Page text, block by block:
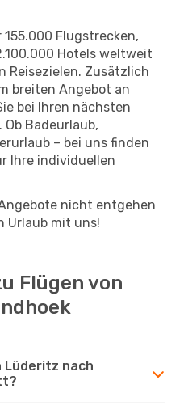
Flugstrecken,
Hotels weltweit
Reisezielen. Zusätzlich
breiten Angebot an
bei Ihren nächsten
Ob Badeurlaub,
– bei uns finden
Ihre individuellen
nicht entgehen
Urlaub mit uns!
Flügen von
Lüderitz nach